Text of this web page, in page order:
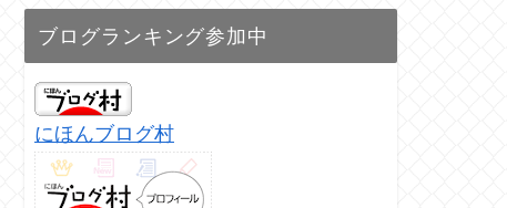
ブログランキング参加中
にほんブログ村